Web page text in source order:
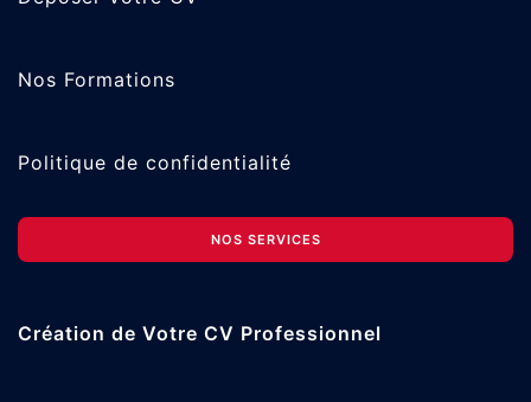
Nos Formations
Politique de confidentialité
NOS SERVICES
Création de Votre CV Professionnel